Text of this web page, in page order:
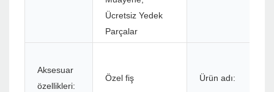
Ücretsiz Yedek
Parçalar
Aksesuar
özellikleri:
Özel fiş Ürün adı: